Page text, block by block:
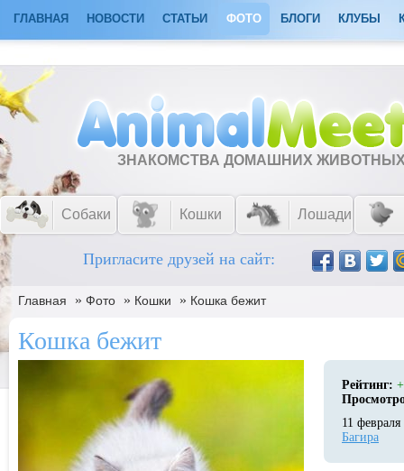
ГЛАВНАЯ НОВОСТИ СТАТЬИ ФОТО БЛОГИ КЛУБЫ
ЗНАКОМСТВА ДОМАШНИХ
Собаки Кошки Лошади
Пригласите друзей на сайт:
Главная » Фото » Кошки » Кошка бежит
Кошка бежит
Рейтинг:
11 февраля
Багира